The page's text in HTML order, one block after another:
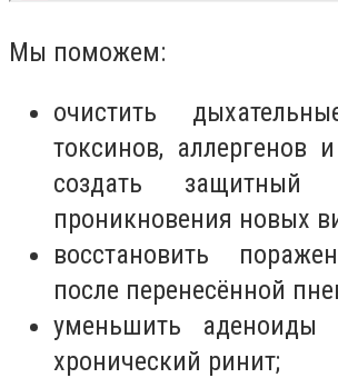
Мы поможем:
очистить
токсинов, аллергенов
создать
проникновения новых
восстановить
после перенесённой
уменьшить аденоиды
хронический ринит;